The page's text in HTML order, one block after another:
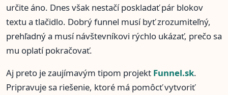
určite áno. Dnes však nestačí poskladať pár blokov
textu a tlačidlo. Dobrý funnel musí byť zrozumiteľný,
prehľadný a musí návštevníkovi rýchlo ukázať, prečo sa
mu oplatí pokračovať.
Aj preto je zaujímavým tipom projekt Funnel.sk.
Pripravuje sa riešenie, ktoré má pomôcť vytvoriť